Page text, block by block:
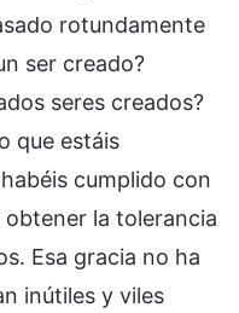
rotundamente
ser creado?
seres creados?
que estáis
cumplido con
la tolerancia
Esa gracia no ha
inútiles y viles